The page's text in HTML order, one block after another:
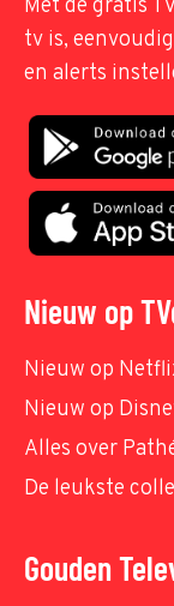
Met de gratis
tv is,
en alerts
Nieuw op
Nieuw op
Nieuw op
Alles over
De leukste
Gouden